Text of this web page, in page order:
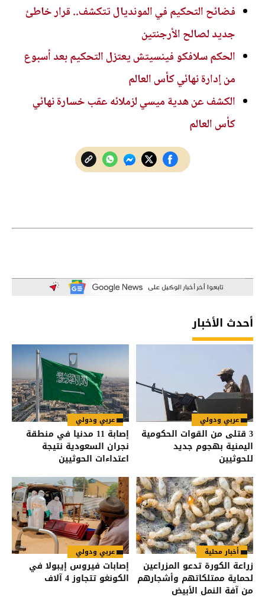
فضائح التحكيم في المونديال تتكشف.. قرار خاطئ
جديد لصالح الأرجنتين
الحكم سلافكو فينسيتش يعتزل التحكيم بعد أسبوع
من إدارة نهائي كأس العالم
الكشف عن هدية ميسي لزملائه عقب خسارة نهائي
كأس العالم
أحدث الأخبار
عربي ودولي
3 قتلى من القوات الحكومية
اليمنية بهجوم جديد
للحوثيين
عربي ودولي
إصابة 11 مدنيا في منطقة
نجران السعودية نتيجة
اعتداءات الحوثيين
أخبار محلية
زراعة الكورة تدعو المزراعين
لحماية ممتلكاتهم وأشجارهم
من آفة النمل الأبيض
عربي ودولي
إصابات فيروس إيبولا في
الكونغو تتجاوز 4 آلاف